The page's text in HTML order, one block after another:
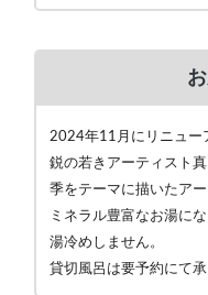
2024年11月にリニュー
鋭の若きアーティスト
季をテーマに描いたア
ミネラル豊富なお湯に
湯冷めしません。
貸切風呂は要予約にて承